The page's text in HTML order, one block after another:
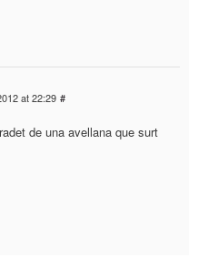
at 22:29 #
de una avellana que surt